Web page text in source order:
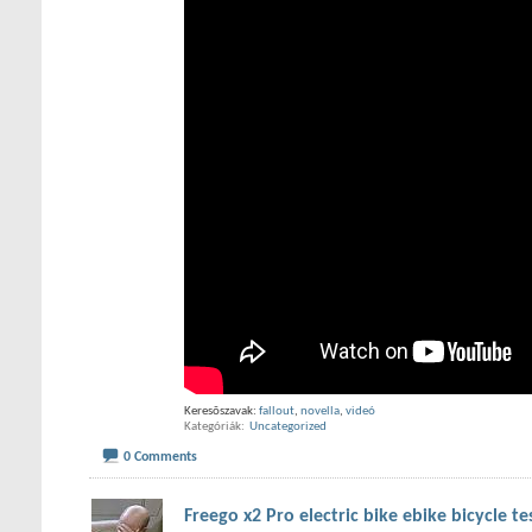
Keresõszavak: fallout, novella, videó
Kategóriák
Uncategorized
0 Comments
Freego x2 Pro electric bike ebike bicycle